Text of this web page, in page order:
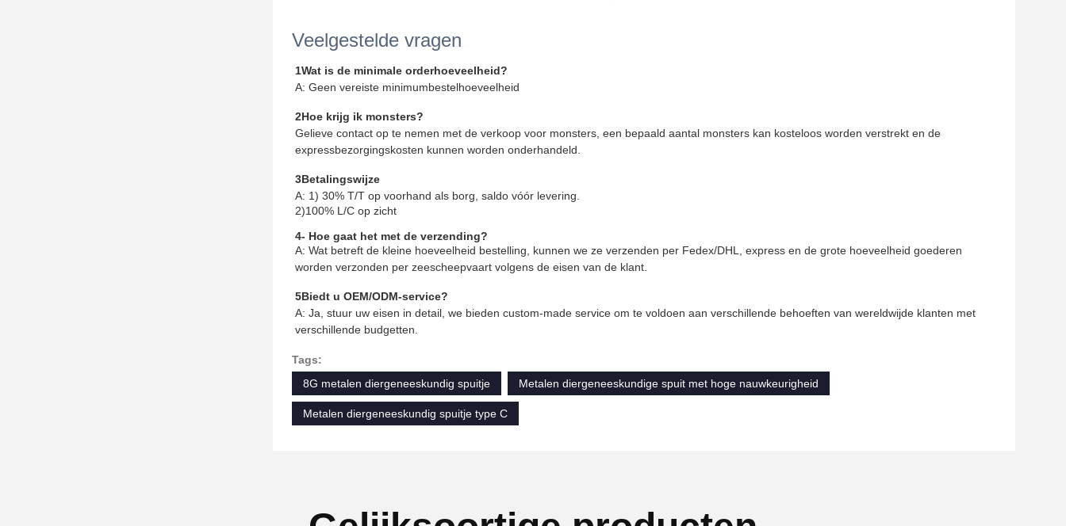
Veelgestelde vragen
1Wat is de minimale orderhoeveelheid?
A: Geen vereiste minimumbestelhoeveelheid
2Hoe krijg ik monsters?
Gelieve contact op te nemen met de verkoop voor monsters, een bepaald aantal monsters kan kosteloos worden verstrekt en de
expressbezorgingskosten kunnen worden onderhandeld.
3Betalingswijze
A: 1) 30% T/T op voorhand als borg, saldo vóór levering.
2)100% L/C op zicht
4- Hoe gaat het met de verzending?
A: Wat betreft de kleine hoeveelheid bestelling, kunnen we ze verzenden per Fedex/DHL, express en de grote hoeveelheid goederen
worden verzonden per zeescheepvaart volgens de eisen van de klant.
5Biedt u OEM/ODM-service?
A: Ja, stuur uw eisen in detail, we bieden custom-made service om te voldoen aan verschillende behoeften van wereldwijde klanten met
verschillende budgetten.
Tags:
8G metalen diergeneeskundig spuitje
Metalen diergeneeskundige spuit met hoge nauwkeurigheid
Metalen diergeneeskundig spuitje type C